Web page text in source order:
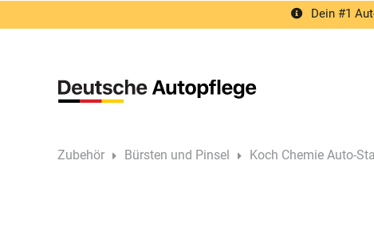
zum
Dein #1
Zubehör Bürsten und Pinsel Koch Chemie Auto-